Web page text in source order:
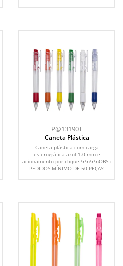
P@13190T
Caneta Plástica
Caneta plástica com carga
esferográfica azul 1.0 mm e
acionamento por clique.\r\n\r\nOBS.:
PEDIDOS MÍNIMO DE 50 PEÇAS!